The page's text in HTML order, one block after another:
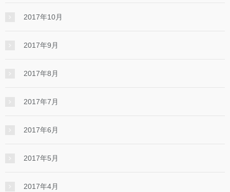
2017年10月
2017年9月
2017年8月
2017年7月
2017年6月
2017年5月
2017年4月